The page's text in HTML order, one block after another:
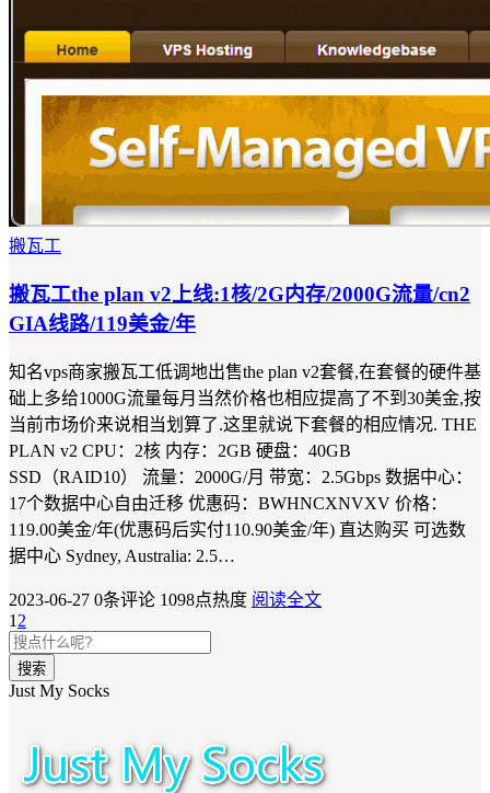
搬瓦工
搬瓦工the plan v2上线:1核/2G内存/2000G流量/cn2
GIA线路/119美金/年
知名vps商家搬瓦工低调地出售the plan v2套餐,在套餐的硬件基
础上多给1000G流量每月当然价格也相应提高了不到30美金,按
当前市场价来说相当划算了.这里就说下套餐的相应情况. THE
PLAN v2 CPU：2核 内存：2GB 硬盘：40GB
SSD（RAID10） 流量：2000G/月 带宽：2.5Gbps 数据中心：
17个数据中心自由迁移 优惠码：BWHNCXNVXV 价格：
119.00美金/年(优惠码后实付110.90美金/年) 直达购买 可选数
据中心 Sydney, Australia: 2.5…
2023-06-27 0条评论 1098点热度 阅读全文
1 2
搜索
Just My Socks